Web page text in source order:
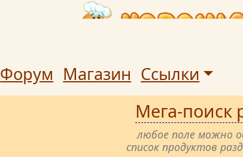
Форум Магазин Ссылки
Мега-поиск
любое поле можно
список продуктов